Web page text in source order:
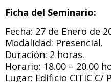
Ficha del Seminario:
Fecha: 27 de Enero de
Modalidad: Presencial.
Duración: 2 horas.
Horario: 18.00 – 20.00
Lugar: Edificio CITIC